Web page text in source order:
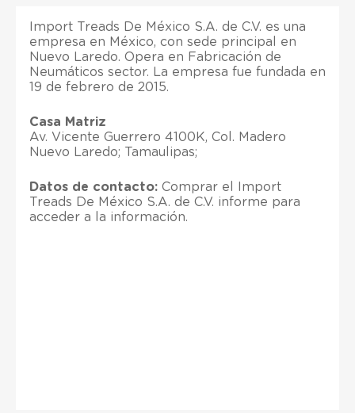
Import Treads De México S.A. de C.V. es una
empresa en México, con sede principal en
Nuevo Laredo. Opera en Fabricación de
Neumáticos sector. La empresa fue fundada en
19 de febrero de 2015.
Casa Matriz
Av. Vicente Guerrero 4100K, Col. Madero
Nuevo Laredo; Tamaulipas;
Datos de contacto: Comprar el Import
Treads De México S.A. de C.V. informe para
acceder a la información.